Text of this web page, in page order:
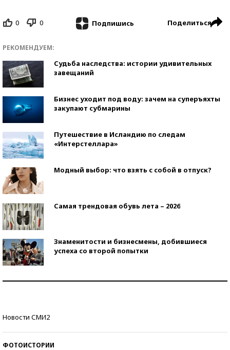
0 0 Подпишись Поделиться
РЕКОМЕНДУЕМ:
Судьба наследства: истории удивительных
завещаний
Бизнес уходит под воду: зачем на суперъяхты
закупают субмарины
Путешествие в Исландию по следам
«Интерстеллара»
Модный выбор: что взять с собой в отпуск?
Самая трендовая обувь лета – 2026
Знаменитости и бизнесмены, добившиеся
успеха со второй попытки
Новости СМИ2
ФОТОИСТОРИИ